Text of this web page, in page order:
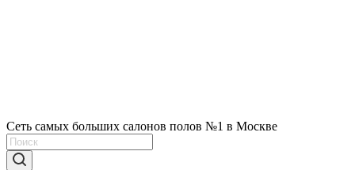
Сеть самых больших салонов полов №1 в Москве